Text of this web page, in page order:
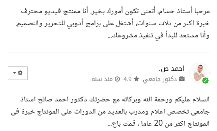
مرحبا أستاذ حسام، أتمنى تكون أمورك بخير. أنا ممنتج فيديو محترف
خبرة اكثر من ثلاث سنوات، أشتغل على برامج أدوبي للتحرير والنصميم.
وأنا مستعد للبدأ في تنفيذ مشروعك...
احمد ص.
دكتور جامعي منذ سنة
السلام عليكم ورحمة الله وبركاته مع حضرتك دكتور احمد صالح استاذ
جامعى تخصص اعلام ومدرب بالعديد من الدورات على المونتاج خبرة فى
المونتاج اكثر من 20 عاما ، قمت باع...